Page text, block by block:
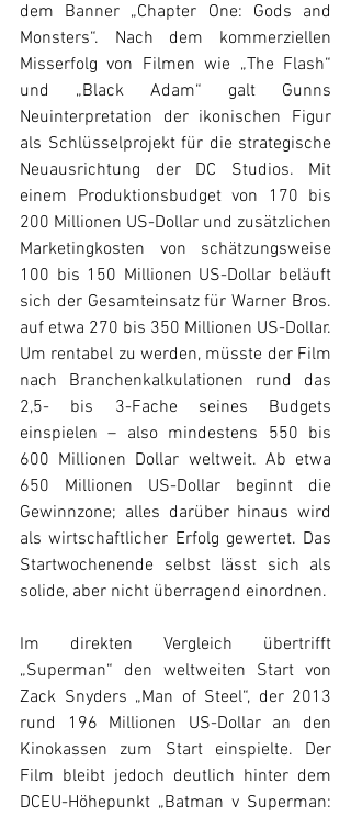
dem Banner „Chapter One: Gods and
Monsters“. Nach dem kommerziellen
Misserfolg von Filmen wie „The Flash“
und „Black Adam“ galt Gunns
Neuinterpretation der ikonischen Figur
als Schlüsselprojekt für die strategische
Neuausrichtung der DC Studios. Mit
einem Produktionsbudget von 170 bis
200 Millionen US-Dollar und zusätzlichen
Marketingkosten von schätzungsweise
100 bis 150 Millionen US-Dollar beläuft
sich der Gesamteinsatz für Warner Bros.
auf etwa 270 bis 350 Millionen US-Dollar.
Um rentabel zu werden, müsste der Film
nach Branchenkalkulationen rund das
2,5- bis 3-Fache seines Budgets
einspielen – also mindestens 550 bis
600 Millionen Dollar weltweit. Ab etwa
650 Millionen US-Dollar beginnt die
Gewinnzone; alles darüber hinaus wird
als wirtschaftlicher Erfolg gewertet. Das
Startwochenende selbst lässt sich als
solide, aber nicht überragend einordnen.
Im direkten Vergleich übertrifft
„Superman“ den weltweiten Start von
Zack Snyders „Man of Steel“, der 2013
rund 196 Millionen US-Dollar an den
Kinokassen zum Start einspielte. Der
Film bleibt jedoch deutlich hinter dem
DCEU-Höhepunkt „Batman v Superman: